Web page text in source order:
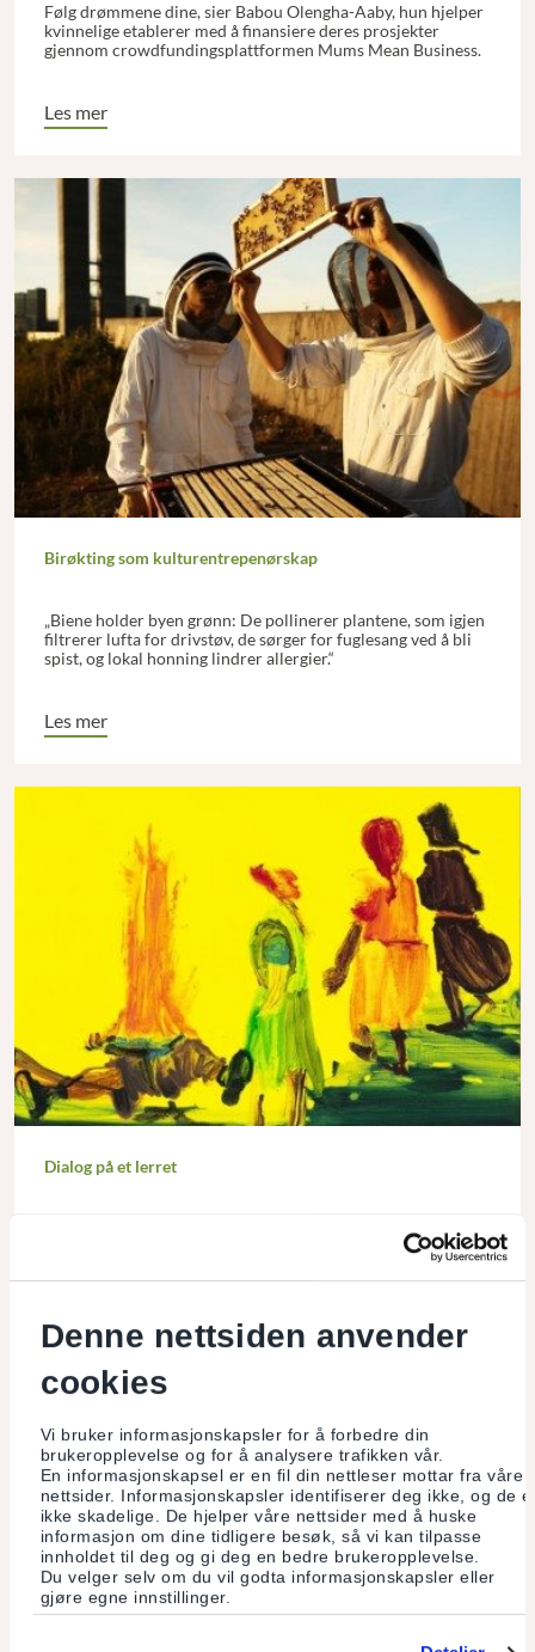
Denne nettsiden anvender
cookies
Vi bruker informasjonskapsler for å forbedre din
brukeropplevelse og for å analysere trafikken vår.
En informasjonskapsel er en fil din nettleser mottar fra våre
nettsider. Informasjonskapsler identifiserer deg ikke, og de
ikke skadelige. De hjelper våre nettsider med å huske
informasjon om dine tidligere besøk, så vi kan tilpasse
innholdet til deg og gi deg en bedre brukeropplevelse.
Du velger selv om du vil godta informasjonskapsler eller
gjøre egne innstillinger.
Følg drømmene dine, sier Babou Olengha-Aaby, hun hjelper
kvinnelige etablerer med å finansiere deres prosjekter
gjennom crowdfundingsplattformen Mums Mean Business.
Les mer
Birøkting som kulturentrepenørskap
„Biene holder byen grønn: De pollinerer plantene, som igjen
filtrerer lufta for drivstøv, de sørger for fuglesang ved å bli
spist, og lokal honning lindrer allergier.“
Les mer
Dialog på et lerret
Jeg har møtt kunstneren John Kørner for å snakke om
hvordan hans kunst blir til og hvordan den kan hjelpe oss til
å forstå hvem vi er. Om kunst som er politisk, men stiller
flere spørsmål enn den gir svar.
Les mer